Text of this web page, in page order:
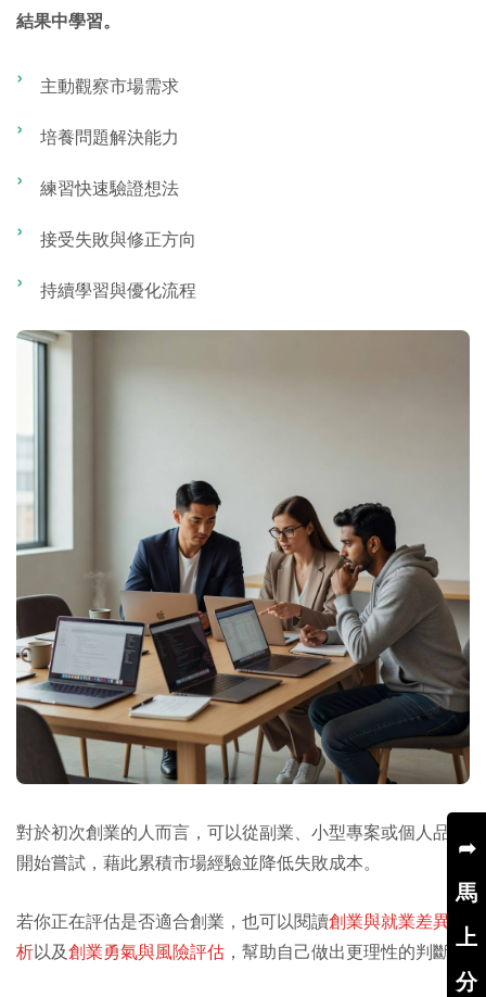
結果中學習。
主動觀察市場需求
培養問題解決能力
練習快速驗證想法
接受失敗與修正方向
持續學習與優化流程
對於初次創業的人而言，可以從副業、小型專案或個人品牌
開始嘗試，藉此累積市場經驗並降低失敗成本。
若你正在評估是否適合創業，也可以閱讀創業與就業差異分
析以及創業勇氣與風險評估 ，幫助自己做出更理性的判斷。
➦
馬
上
分